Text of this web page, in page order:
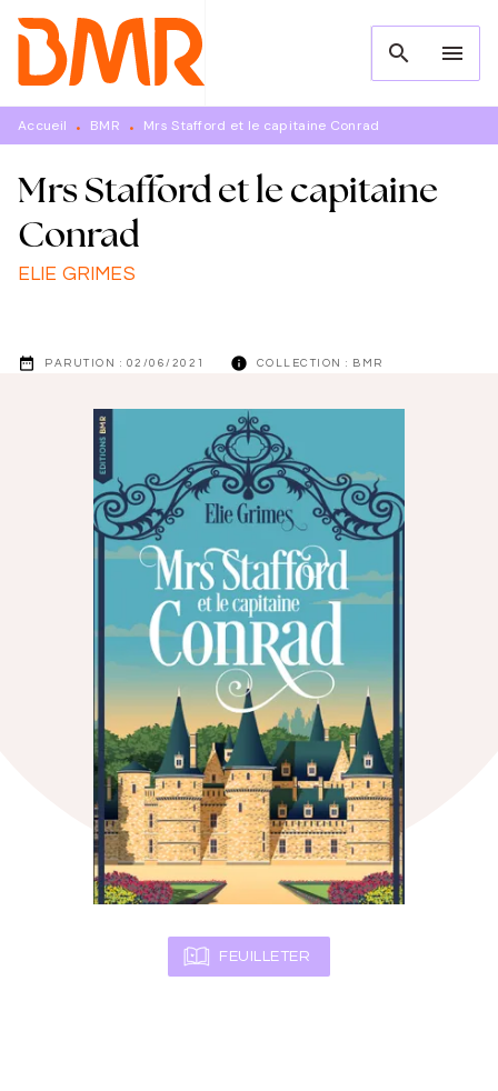
MENU RECHERCHE
PIED DE PAGE
search menu
Accueil • BMR • Mrs Stafford et le capitaine Conrad
Mrs Stafford et le capitaine
Conrad
ELIE GRIMES
date_range PARUTION : 02/06/2021 info COLLECTION : BMR
FEUILLETER